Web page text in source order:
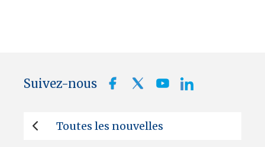
Suivez-nous
Toutes les nouvelles